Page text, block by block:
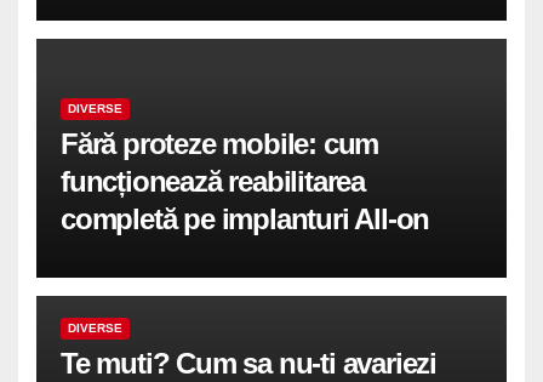
DIVERSE
Fără proteze mobile: cum
funcționează reabilitarea
completă pe implanturi All-on
DIVERSE
Te muti? Cum sa nu-ti avariezi